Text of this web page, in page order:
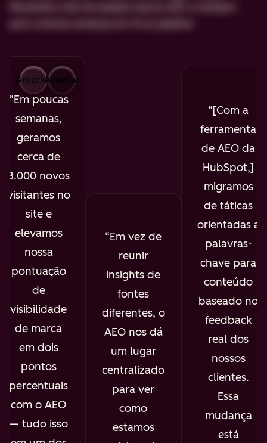
AnteriorAvançar
Em poucas
semanas,
geramos
cerca de
8.000 novos
visitantes no
site e
elevamos
nossa
pontuação
de
visibilidade
de marca
em dois
pontos
percentuais
com o AEO
— tudo isso
Em vez de
reunir
insights de
fontes
diferentes, o
AEO nos dá
um lugar
centralizado
para ver
como
estamos
[Com a
ferramenta
de AEO da
HubSpot,]
migramos
de táticas
orientadas a
palavras-
chave para
conteúdo
baseado no
feedback
real dos
nossos
clientes.
Essa
mudança
está